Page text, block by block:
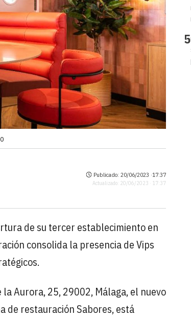
5
Publicado: 20/06/2023 ·17:37
Actualizado: 20/06/2023 · 17:37
de su tercer establecimiento en
consolida la presencia de Vips
Aurora, 25, 29002, Málaga, el nuevo
de restauración Sabores, está